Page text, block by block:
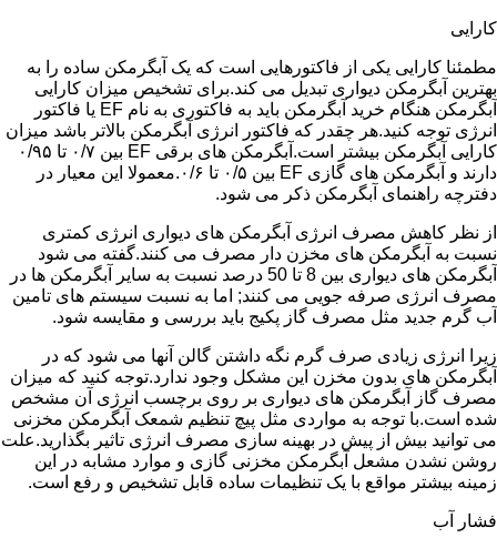
کارایی
مطمئنا کارایی یکی از فاکتورهایی است که یک آبگرمکن ساده را به
بهترین آبگرمکن دیواری تبدیل می کند.برای تشخیص میزان کارایی
آبگرمکن هنگام خرید آبگرمکن باید به فاکتوری به نام EF یا فاکتور
انرژی توجه کنید.هر چقدر که فاکتور انرژی آبگرمکن بالاتر باشد میزان
کارایی آبگرمکن بیشتر است.آبگرمکن های برقی EF بین ۰/۷ تا ۰/۹۵
دارند و آبگرمکن های گازی EF بین ۰/۵ تا ۰/۶.معمولا این معیار در
دفترچه راهنمای آبگرمکن ذکر می شود.
از نظر کاهش مصرف انرژی آبگرمکن های دیواری انرژی کمتری
نسبت به آبگرمکن های مخزن دار مصرف می کنند.گفته می شود
آبگرمکن های دیواری بین 8 تا 50 درصد نسبت به سایر آبگرمکن ها در
مصرف انرژی صرفه جویی می کنند; اما به نسبت سیستم های تامین
آب گرم جدید مثل مصرف گاز پکیج باید بررسی و مقایسه شود.
زیرا انرژی زیادی صرف گرم نگه داشتن گالن آنها می شود که در
آبگرمکن های بدون مخزن این مشکل وجود ندارد.توجه کنید که میزان
مصرف گاز آبگرمکن های دیواری بر روی برچسب انرژی آن مشخص
شده است.با توجه به مواردی مثل پیچ تنظیم شمعک آبگرمکن مخزنی
می توانید بیش از پیش در بهینه سازی مصرف انرژی تاثیر بگذارید.علت
روشن نشدن مشعل آبگرمکن مخزنی گازی و موارد مشابه در این
زمینه بیشتر مواقع با یک تنظیمات ساده قابل تشخیص و رفع است.
فشار آب